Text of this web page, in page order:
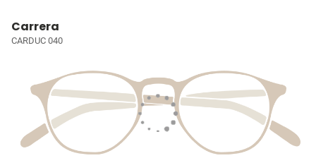
Carrera
CARDUC 040